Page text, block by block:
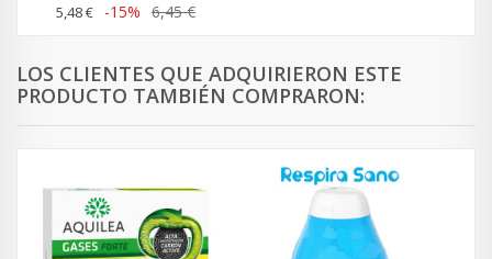
5,48 € -15% 6,45 €
LOS CLIENTES QUE ADQUIRIERON ESTE
PRODUCTO TAMBIÉN COMPRARON: